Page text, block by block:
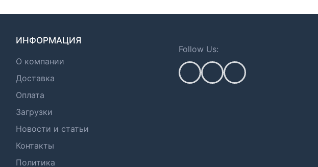
ИНФОРМАЦИЯ
О компании
Доставка
Оплата
Загрузки
Новости и статьи
Контакты
Политика
Follow Us: